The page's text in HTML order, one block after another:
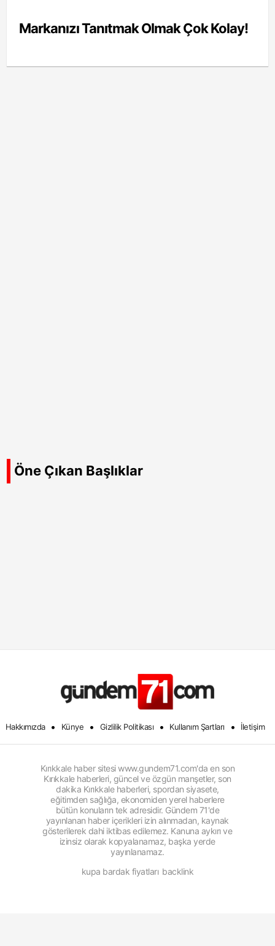
Markanızı Tanıtmak Olmak Çok Kolay!
Öne Çıkan Başlıklar
Hakkımızda • Künye • Gizlilik Politikası • Kullanım Şartları • İletişim
Kırıkkale haber sitesi www.gundem71.com'da en son
Kırıkkale haberleri, güncel ve özgün manşetler, son
dakika Kırıkkale haberleri, spordan siyasete,
eğitimden sağlığa, ekonomiden yerel haberlere
bütün konuların tek adresidir. Gündem 71'de
yayınlanan haber içerikleri izin alınmadan, kaynak
gösterilerek dahi iktibas edilemez. Kanuna aykırı ve
izinsiz olarak kopyalanamaz, başka yerde
yayınlanamaz.
kupa bardak fiyatları backlink